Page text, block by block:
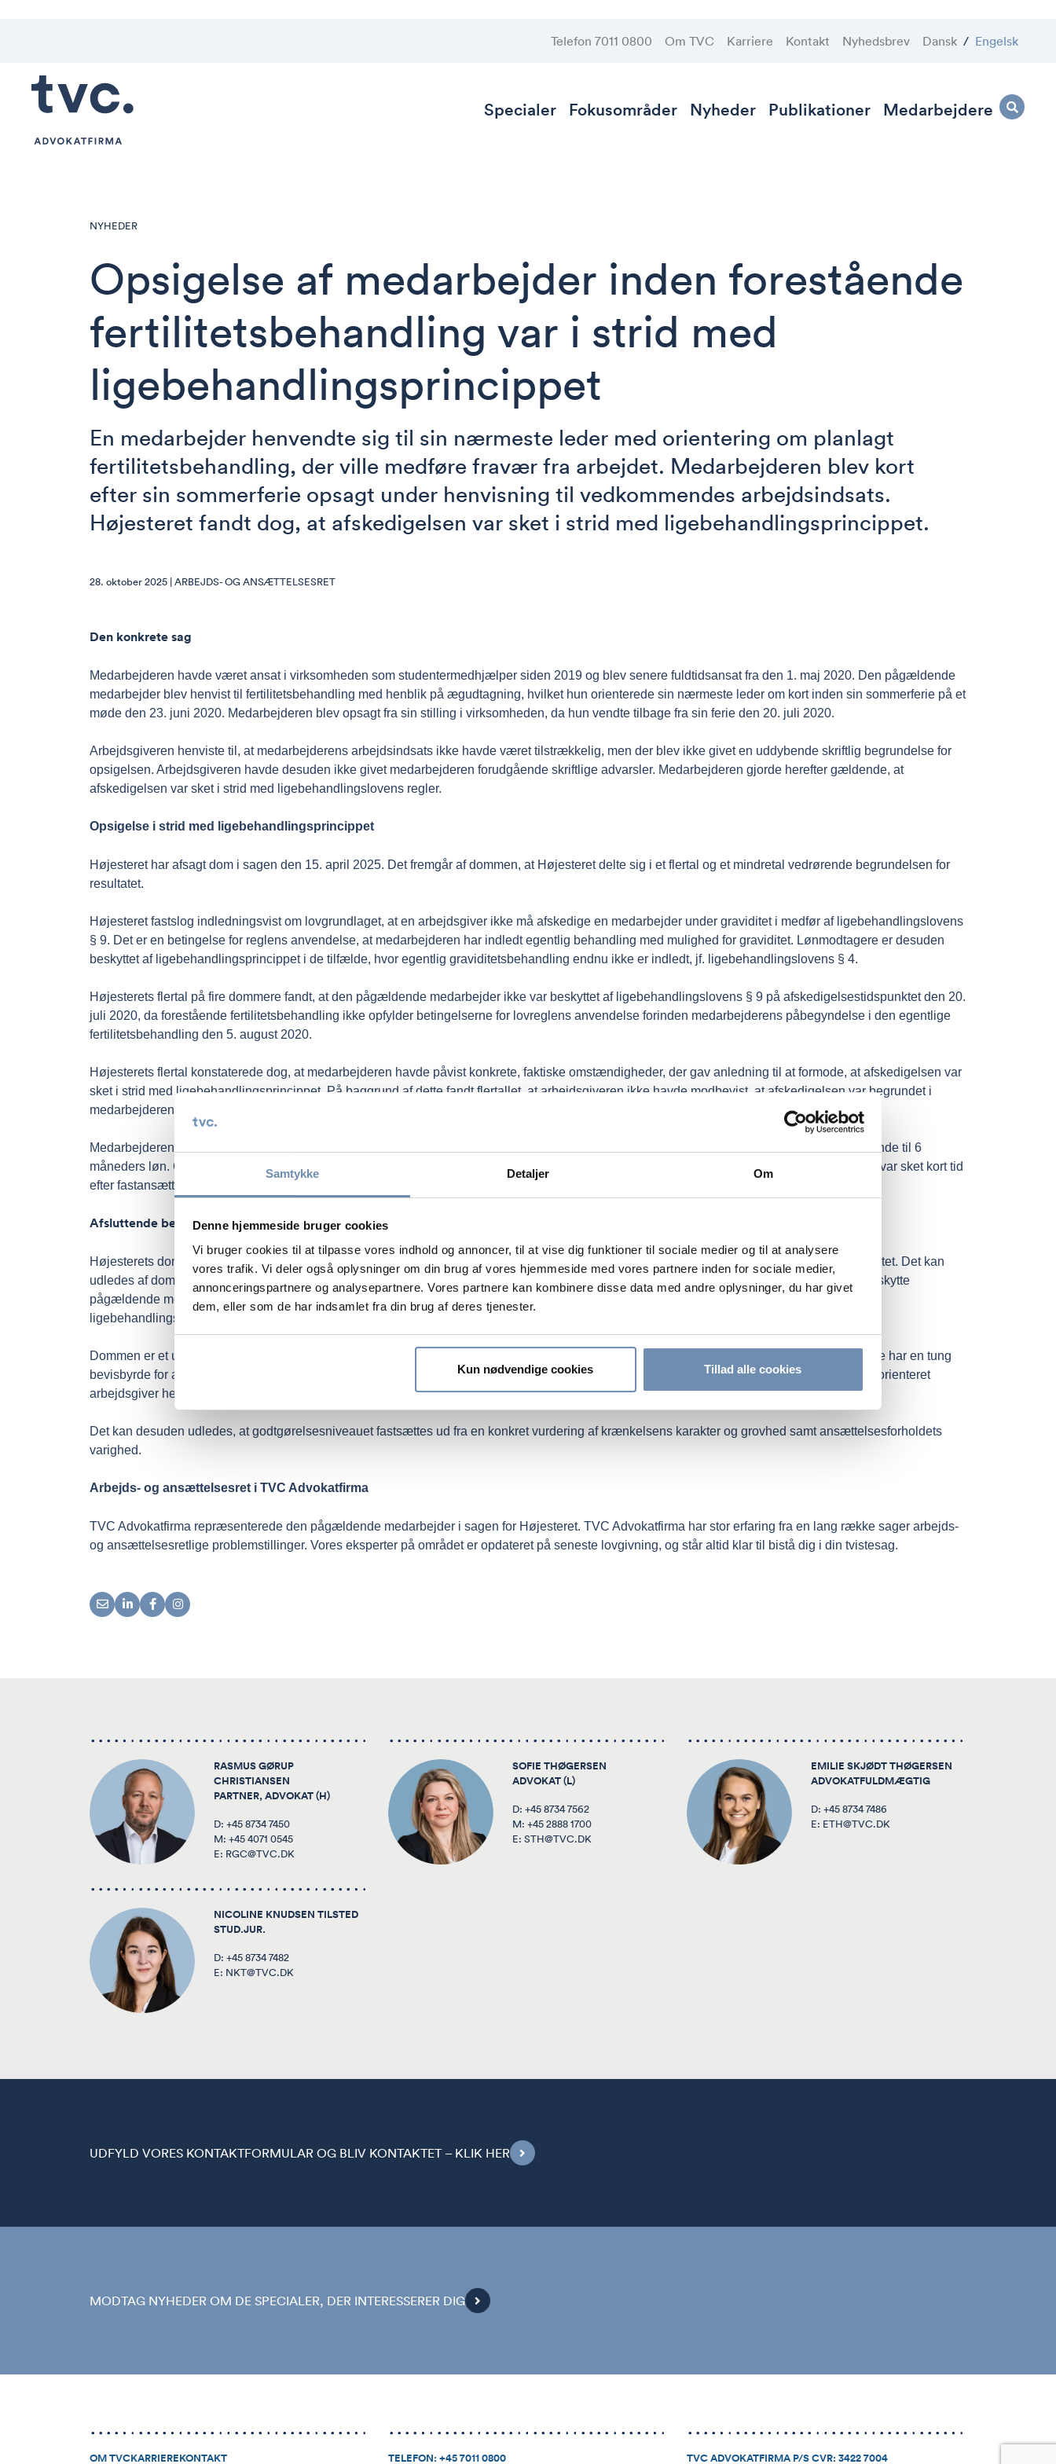
Samtykke Detaljer Om
Denne hjemmeside bruger cookies
Vi bruger cookies til at tilpasse vores indhold og annoncer, til at vise dig funktioner til sociale medier og til at analysere
vores trafik. Vi deler også oplysninger om din brug af vores hjemmeside med vores partnere inden for sociale medier,
annonceringspartnere og analysepartnere. Vores partnere kan kombinere disse data med andre oplysninger, du har givet
dem, eller som de har indsamlet fra din brug af deres tjenester.
Kun nødvendige cookies Tillad alle cookies
Telefon 7011 0800 Om TVC Karriere Kontakt Nyhedsbrev Dansk / Engelsk
Specialer Fokusområder Nyheder Publikationer Medarbejdere
NYHEDER
Opsigelse af medarbejder inden forestående
fertilitetsbehandling var i strid med
ligebehandlingsprincippet
En medarbejder henvendte sig til sin nærmeste leder med orientering om planlagt
fertilitetsbehandling, der ville medføre fravær fra arbejdet. Medarbejderen blev kort
efter sin sommerferie opsagt under henvisning til vedkommendes arbejdsindsats.
Højesteret fandt dog, at afskedigelsen var sket i strid med ligebehandlingsprincippet.
28. oktober 2025 |ARBEJDS- OG ANSÆTTELSESRET
Den konkrete sag
Medarbejderen havde været ansat i virksomheden som studentermedhjælper siden 2019 og blev senere fuldtidsansat fra den 1. maj 2020. Den pågældende
medarbejder blev henvist til fertilitetsbehandling med henblik på ægudtagning, hvilket hun orienterede sin nærmeste leder om kort inden sin sommerferie på et
møde den 23. juni 2020. Medarbejderen blev opsagt fra sin stilling i virksomheden, da hun vendte tilbage fra sin ferie den 20. juli 2020.
Arbejdsgiveren henviste til, at medarbejderens arbejdsindsats ikke havde været tilstrækkelig, men der blev ikke givet en uddybende skriftlig begrundelse for
opsigelsen. Arbejdsgiveren havde desuden ikke givet medarbejderen forudgående skriftlige advarsler. Medarbejderen gjorde herefter gældende, at
afskedigelsen var sket i strid med ligebehandlingslovens regler.
Opsigelse i strid med ligebehandlingsprincippet
Højesteret har afsagt dom i sagen den 15. april 2025. Det fremgår af dommen, at Højesteret delte sig i et flertal og et mindretal vedrørende begrundelsen for
resultatet.
Højesteret fastslog indledningsvist om lovgrundlaget, at en arbejdsgiver ikke må afskedige en medarbejder under graviditet i medfør af ligebehandlingslovens
§ 9. Det er en betingelse for reglens anvendelse, at medarbejderen har indledt egentlig behandling med mulighed for graviditet. Lønmodtagere er desuden
beskyttet af ligebehandlingsprincippet i de tilfælde, hvor egentlig graviditetsbehandling endnu ikke er indledt, jf. ligebehandlingslovens § 4.
Højesterets flertal på fire dommere fandt, at den pågældende medarbejder ikke var beskyttet af ligebehandlingslovens § 9 på afskedigelsestidspunktet den 20.
juli 2020, da forestående fertilitetsbehandling ikke opfylder betingelserne for lovreglens anvendelse forinden medarbejderens påbegyndelse i den egentlige
fertilitetsbehandling den 5. august 2020.
Højesterets flertal konstaterede dog, at medarbejderen havde påvist konkrete, faktiske omstændigheder, der gav anledning til at formode, at afskedigelsen var
sket i strid med ligebehandlingsprincippet. På baggrund af dette fandt flertallet, at arbejdsgiveren ikke havde modbevist, at afskedigelsen var begrundet i
medarbejderens forestående fertilitetsbehandling. Derfor var afskedigelsen sket i strid med ligebehandlingsprincippet.
Medarbejderen var herefter berettiget til en godtgørelse for krænkelse af sine rettigheder. Højesteret fastsatte godtgørelsen til 150.000 kr. svarende til 6
måneders løn. Godtgørelsen var fastsat under hensyntagen til krænkelsens karakter over for medarbejderen samt det forhold, at afskedigelsen var sket kort tid
efter fastansættelsen.
Afsluttende bemærkninger
Højesterets dom illustrerer ligebehandlingslovens konkrete og generelle beskyttelse af lønmodtagere for afskedigelse i forbindelse med graviditet. Det kan
udledes af dommens præmisser, at ligebehandlingslovens § 9 beskytter lønmodtagere i fertilitetsbehandling, men kan ikke udstrækkes til at beskytte
pågældende medarbejdere inden påbegyndelse af den egentlige fertilitetsbehandling. Lønmodtagere nyder derimod beskyttelse under
ligebehandlingsprincippet.
Dommen er et udtryk for, at det generelle ligebehandlingsprincip værner om medarbejderes rettigheder under ansættelsesforhold. Arbejdsgivere har en tung
bevisbyrde for at påvise, at afskedigelse ikke er begrundet i forestående fertilitets- eller graviditetsbehandling, når medarbejderen bevisligt har orienteret
arbejdsgiver herom.
Det kan desuden udledes, at godtgørelsesniveauet fastsættes ud fra en konkret vurdering af krænkelsens karakter og grovhed samt ansættelsesforholdets
varighed.
Arbejds- og ansættelsesret i TVC Advokatfirma
TVC Advokatfirma repræsenterede den pågældende medarbejder i sagen for Højesteret. TVC Advokatfirma har stor erfaring fra en lang række sager arbejds-
og ansættelsesretlige problemstillinger. Vores eksperter på området er opdateret på seneste lovgivning, og står altid klar til bistå dig i din tvistesag.
RASMUS GØRUP
CHRISTIANSEN
PARTNER, ADVOKAT (H)
D:+45 8734 7450
M:+45 4071 0545
E: RGC@TVC.DK
SOFIE THØGERSEN
ADVOKAT (L)
D:+45 8734 7562
M:+45 2888 1700
E:STH@TVC.DK
EMILIE SKJØDT THØGERSEN
ADVOKATFULDMÆGTIG
D:+45 8734 7486
E: ETH@TVC.DK
NICOLINE KNUDSEN TILSTED
STUD.JUR.
D:+45 8734 7482
E: NKT@TVC.DK
UDFYLD VORES KONTAKTFORMULAR OG BLIV KONTAKTET – KLIK HER
MODTAG NYHEDER OM DE SPECIALER, DER INTERESSERER DIG
OM TVCKARRIEREKONTAKT TELEFON: +45 7011 0800 TVC ADVOKATFIRMA P/S CVR: 3422 7004